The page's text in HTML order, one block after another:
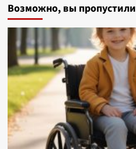
Возможно, вы пропустили